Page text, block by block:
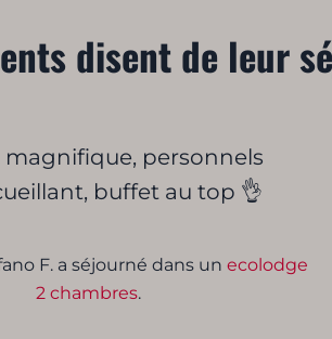
disent de leur
personnels
buffet au top 👌
F. a séjourné dans unecolodge
2 chambres.